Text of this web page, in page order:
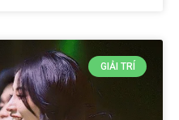
GIẢI TRÍ